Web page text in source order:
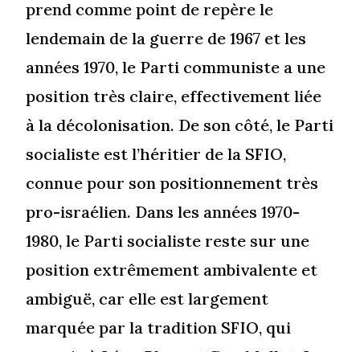
prend comme point de repère le
lendemain de la guerre de 1967 et les
années 1970, le Parti communiste a une
position très claire, effectivement liée
à la décolonisation. De son côté, le Parti
socialiste est l’héritier de la SFIO,
connue pour son positionnement très
pro-israélien. Dans les années 1970-
1980, le Parti socialiste reste sur une
position extrêmement ambivalente et
ambiguë, car elle est largement
marquée par la tradition SFIO, qui